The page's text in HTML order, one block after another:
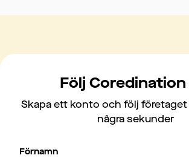
Följ Coredination
Skapa ett konto och följ
några sekunder
Förnamn